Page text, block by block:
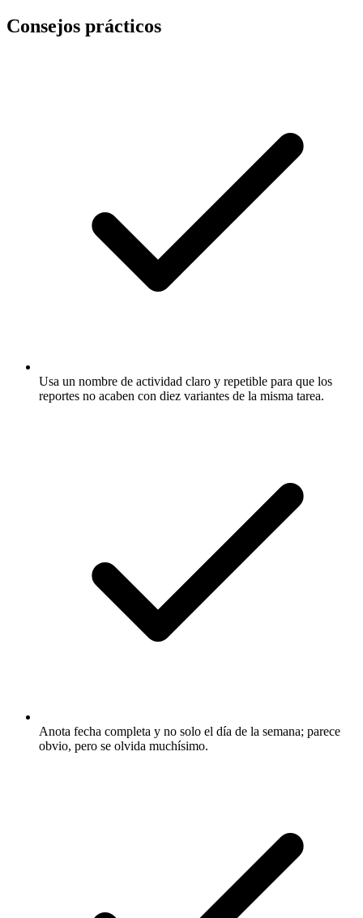
Consejos prácticos
Usa un nombre de actividad claro y repetible para que los
reportes no acaben con diez variantes de la misma tarea.
Anota fecha completa y no solo el día de la semana; parece
obvio, pero se olvida muchísimo.